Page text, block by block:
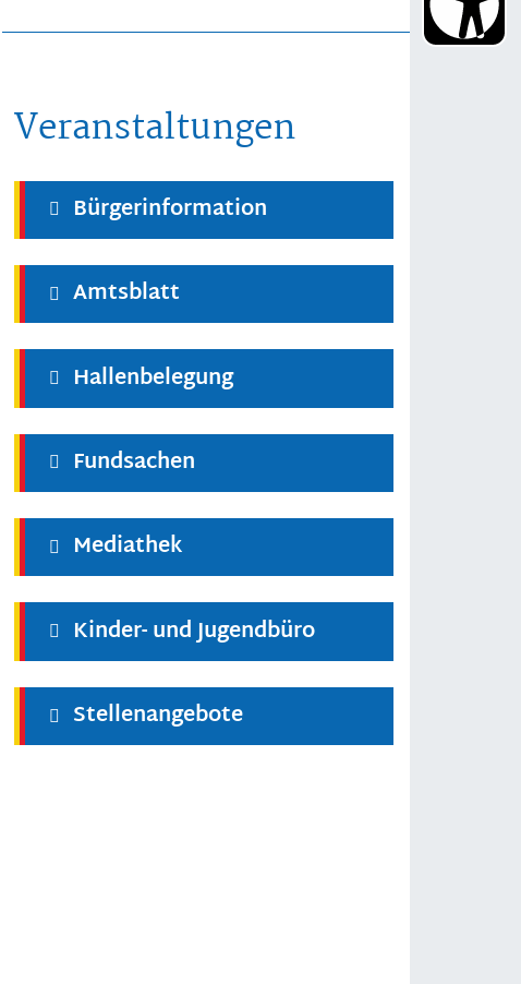
Veranstaltungen
Bürgerinformation
Amtsblatt
Hallenbelegung
Fundsachen
Mediathek
Kinder- und Jugendbüro
Stellenangebote